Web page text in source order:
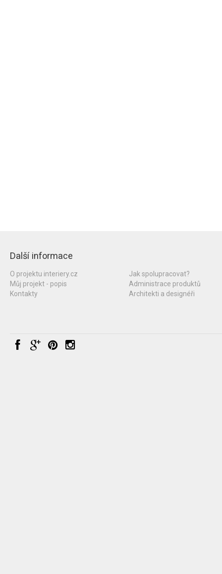
Další informace
O projektu interiery.cz
Můj projekt - popis
Kontakty
Jak spolupracovat?
Administrace produktů
Architekti a designéři